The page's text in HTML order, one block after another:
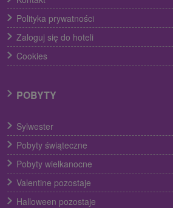
Polityka prywatności
Zaloguj się do hoteli
Cookies
POBYTY
Sylwester
Pobyty świąteczne
Pobyty wielkanocne
Valentine pozostaje
Halloween pozostaje